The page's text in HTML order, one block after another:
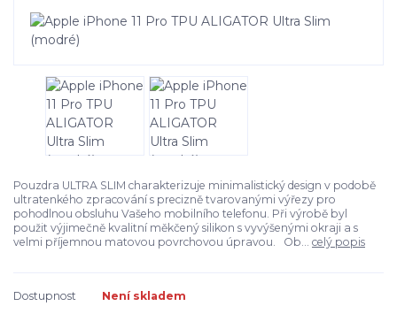
Pouzdra ULTRA SLIM charakterizuje minimalistický design v podobě
ultratenkého zpracování s precizně tvarovanými výřezy pro
pohodlnou obsluhu Vašeho mobilního telefonu. Při výrobě byl
použit výjimečně kvalitní měkčený silikon s vyvýšenými okraji a s
velmi příjemnou matovou povrchovou úpravou. Ob... celý popis
Dostupnost Není skladem